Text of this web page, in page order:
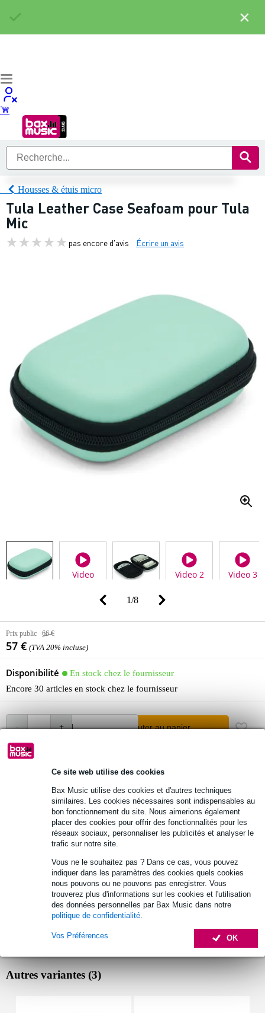
Ce site web utilise des cookies
Bax Music utilise des cookies et d'autres techniques
similaires. Les cookies nécessaires sont indispensables au
bon fonctionnement du site. Nous aimerions également
placer des cookies pour offrir des fonctionnalités pour les
réseaux sociaux, personnaliser les publicités et analyser le
trafic sur notre site.
Vous ne le souhaitez pas ? Dans ce cas, vous pouvez
indiquer dans les paramètres des cookies quels cookies
nous pouvons ou ne pouvons pas enregistrer. Vous
trouverez plus d'informations sur les cookies et l'utilisation
des données personnelles par Bax Music dans notre
politique de confidentialité
OK
Vos Préférences
Housses & étuis micro
Tula Leather Case Seafoam pour Tula
Mic
pas encore d'avis Écrire un avis
Video Video 2 Video 3
1/8
Prix public 66 €
57 € (TVA 20% incluse)
Disponibilité
En stock chez le fournisseur
Encore 30 articles en stock chez le fournisseur
Ajouter au panier
Commande avant 23:00 = dans un délai d'environ 10 jours
ouvrables à domicile
Retours gratuits
30 jours satisfait ou remboursé
Informations
Étui en cuir Tula
pour Tula Mic
couleur : vert
Afficher toutes les caractéristiques du produit
Autres variantes (3)
×